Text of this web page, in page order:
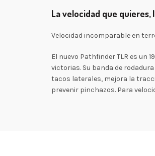
La velocidad que
Velocidad incomparable en
El nuevo Pathfinder TLR es un
victorias. Su banda de
tacos laterales, mejora la
prevenir pinchazos. Para